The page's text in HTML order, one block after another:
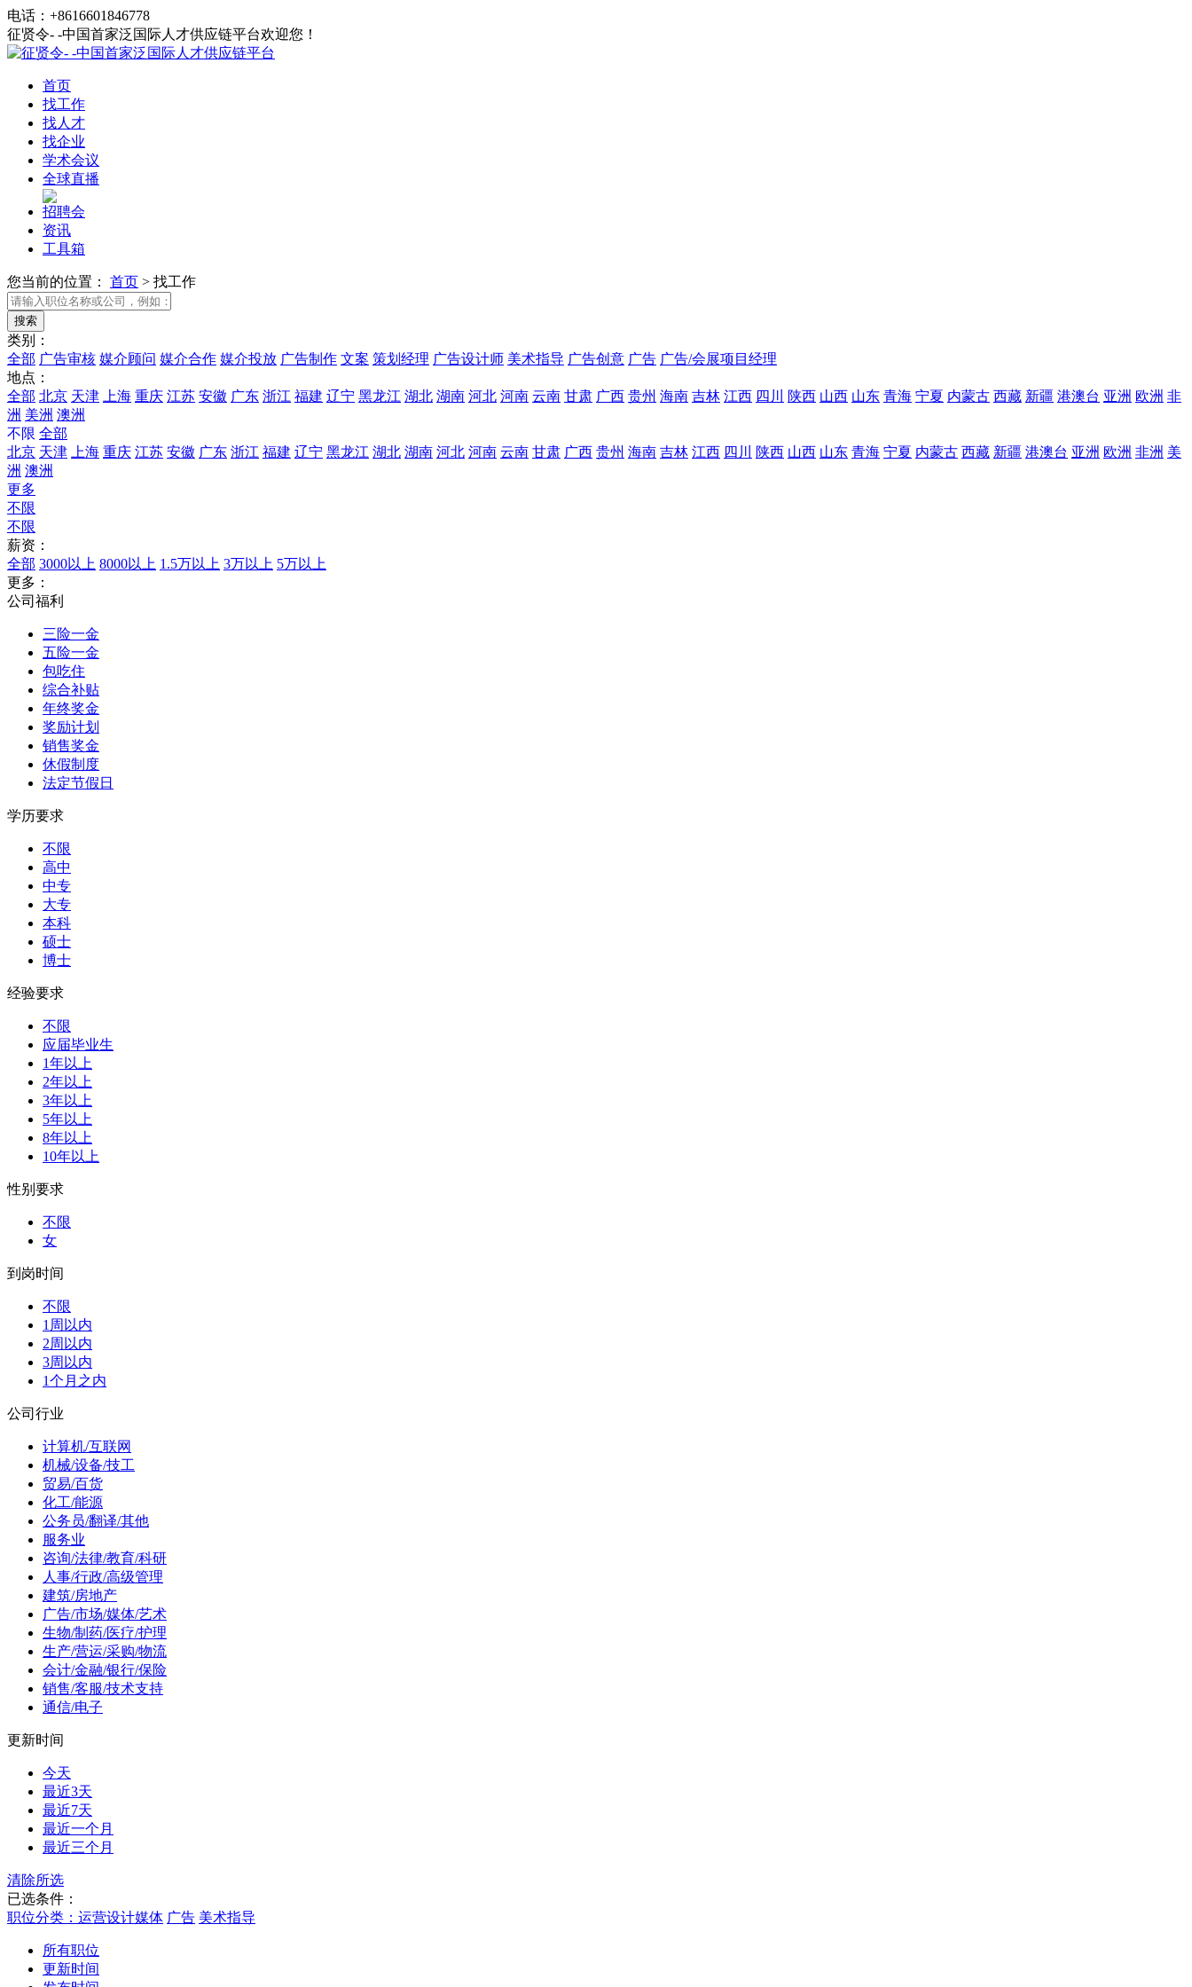
电话：+8616601846778
征贤令- -中国首家泛国际人才供应链平台欢迎您！
首页
找工作
找人才
找企业
学术会议
全球直播
招聘会
资讯
工具箱
您当前的位置： 首页 > 找工作
类别：
全部 广告审核 媒介顾问 媒介合作 媒介投放 广告制作 文案 策划经理 广告设计师 美术指导 广告创意 广告 广告/会展项目经理
地点：
全部 北京 天津 上海 重庆 江苏 安徽 广东 浙江 福建 辽宁 黑龙江 湖北 湖南 河北 河南 云南 甘肃 广西 贵州 海南 吉林 江西 四川 陕西 山西 山东 青海 宁夏 内蒙古 西藏 新疆 港澳台 亚洲 欧洲 非
洲 美洲 澳洲
不限 全部
北京 天津 上海 重庆 江苏 安徽 广东 浙江 福建 辽宁 黑龙江 湖北 湖南 河北 河南 云南 甘肃 广西 贵州 海南 吉林 江西 四川 陕西 山西 山东 青海 宁夏 内蒙古 西藏 新疆 港澳台 亚洲 欧洲 非洲 美
洲 澳洲
更多
不限
不限
薪资：
全部 3000以上 8000以上 1.5万以上 3万以上 5万以上
更多：
公司福利
三险一金
五险一金
包吃住
综合补贴
年终奖金
奖励计划
销售奖金
休假制度
法定节假日
学历要求
不限
高中
中专
大专
本科
硕士
博士
经验要求
不限
应届毕业生
1年以上
2年以上
3年以上
5年以上
8年以上
10年以上
性别要求
不限
女
到岗时间
不限
1周以内
2周以内
3周以内
1个月之内
公司行业
计算机/互联网
机械/设备/技工
贸易/百货
化工/能源
公务员/翻译/其他
服务业
咨询/法律/教育/科研
人事/行政/高级管理
建筑/房地产
广告/市场/媒体/艺术
生物/制药/医疗/护理
生产/营运/采购/物流
会计/金融/银行/保险
销售/客服/技术支持
通信/电子
更新时间
今天
最近3天
最近7天
最近一个月
最近三个月
清除所选
已选条件：
职位分类：运营设计媒体 广告 美术指导
所有职位
更新时间